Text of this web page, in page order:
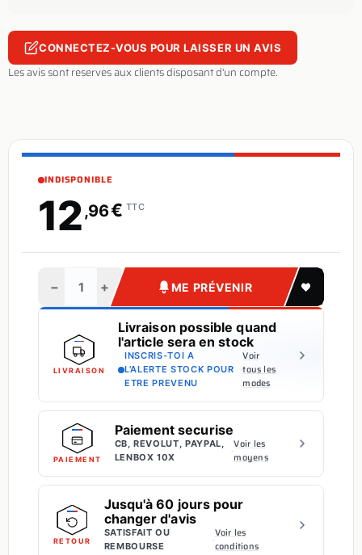
CONNECTEZ-VOUS POUR LAISSER UN AVIS
Les avis sont reserves aux clients disposant d'un compte.
INDISPONIBLE
12,96€ TTC
− + ME PRÉVENIR
LIVRAISON
Livraison possible quand
l'article sera en stock
INSCRIS-TOI A
L'ALERTE STOCK POUR
ETRE PREVENU
·
Voir
tous les
modes
PAIEMENT
Paiement securise
CB, REVOLUT, PAYPAL,
LENBOX 10X
·Voir les
moyens
RETOUR
Jusqu'à 60 jours pour
changer d'avis
SATISFAIT OU
REMBOURSE
·Voir les
conditions